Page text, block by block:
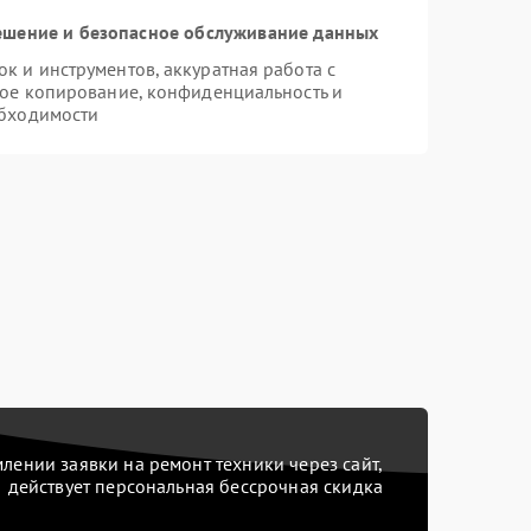
и безопасное обслуживание данных
инструментов, аккуратная работа с
копирование, конфиденциальность и
заявки на ремонт техники через сайт,
действует персональная бессрочная скидка